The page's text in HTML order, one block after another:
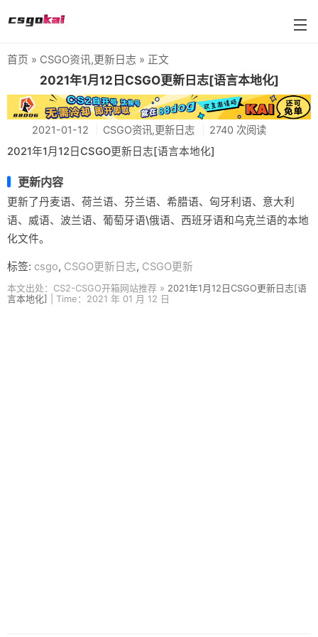
farmskins
88dog
flamecases
88hash-jp
首页 » CSGO资讯,更新日志 » 正文
2021年1月12日CSGO更新日志[语言本地化]
2021-01-12 CSGO资讯,更新日志 2740 次阅读
2021年1月12日CSGO更新日志[语言本地化]
更新内容
更新了丹麦语、荷兰语、芬兰语、希腊语、匈牙利语、意大利
语、威语、波兰语、葡萄牙语\俄语、西班牙语和乌克兰语的本地
化文件。
标签: csgo, CSGO更新日志, CSGO更新
本文出处：CS2-CSGO开箱网站推荐 » 2021年1月12日CSGO更新日志[语
言本地化]
| Time：2021 年 01 月 12 日